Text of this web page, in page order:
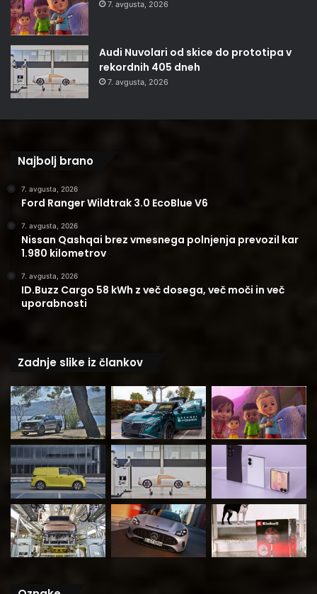
7. avgusta, 2026
Audi Nuvolari od skice do prototipa v
rekordnih 405 dneh
7. avgusta, 2026
Najbolj brano
7. avgusta, 2026
Ford Ranger Wildtrak 3.0 EcoBlue V6
7. avgusta, 2026
Nissan Qashqai brez vmesnega polnjenja prevozil kar
1.980 kilometrov
7. avgusta, 2026
ID.Buzz Cargo 58 kWh z več dosega, več moči in več
uporabnosti
Zadnje slike iz člankov